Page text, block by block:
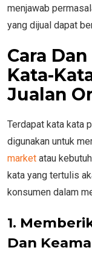
menjawab
yang dijual dapat
Cara
Kata-
Jualan
Terdapat kata kata
digunakan untuk
market atau
kata yang tertulis
konsumen dalam
1.
Dan